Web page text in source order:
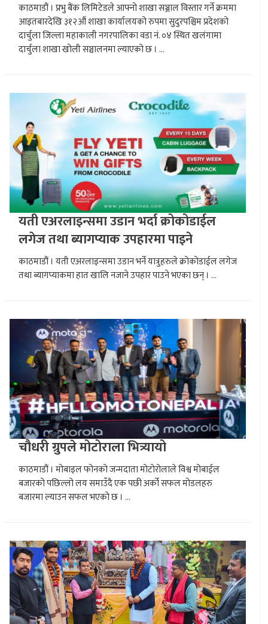
काठमाडौं । प्रभु बैंक लिमिटेडले आफ्नो शाखा सञ्जाल विस्तार गर्ने क्रममा
आइतबारदेखि ३१२औं शाखा कार्यालयको रुपमा सुदुरपश्चिम प्रदेशको
दार्चुला जिल्ला महाकाली नगरपालिका वडा नं. ०४ स्थित खलंगामा
दार्चुला शाखा खोली सञ्चालनमा ल्याएको छ । ...
यती एअरलाइन्समा उडान भर्दा क्रोकोडाईल
लगेज तथा ब्यागप्याक उपहारमा पाइने
काठमाडौं । यती एअरलाइन्समा उडान भर्ने यात्रुहरुले क्रोकोडाईल लगेज
तथा ब्यागप्याकमा हात खालि नजाने उपहार पाउने भएका छन् । ...
चौधरी ग्रुपले मोटोराला भित्र्यायो
काठमाडौं । मोबाइल फोनको जन्मदाता मोटोरोलाले विश्व मोबाईल
बजारको पछिल्लो लय समाउँदै एक पछी अर्को सफल मोडलहरु
बजारमा ल्याउन सफल भएको छ । ...